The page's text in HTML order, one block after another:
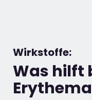
Wirkstoffe:
Was hilft